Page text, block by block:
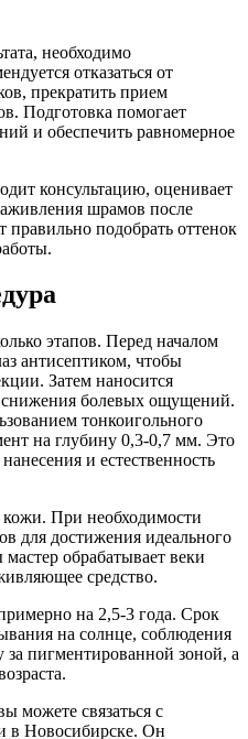
необходимо
отказаться от
прекратить прием
Подготовка помогает
и обеспечить равномерное
консультацию, оценивает
шрамов после
правильно подобрать оттенок
этапов. Перед началом
антисептиком, чтобы
Затем наносится
снижения болевых ощущений.
тонкоигольного
на глубину 0,3-0,7 мм. Это
и естественность
При необходимости
для достижения идеального
обрабатывает веки
средство.
примерно на 2,5-3 года. Срок
на солнце, соблюдения
за пигментированной зоной, а
можете связаться с
в Новосибирске. Он